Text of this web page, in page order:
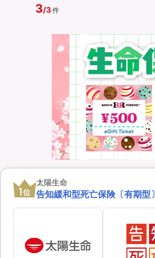
3/3件
1位
太陽生命
告知緩和型死亡保険〔有期型〕